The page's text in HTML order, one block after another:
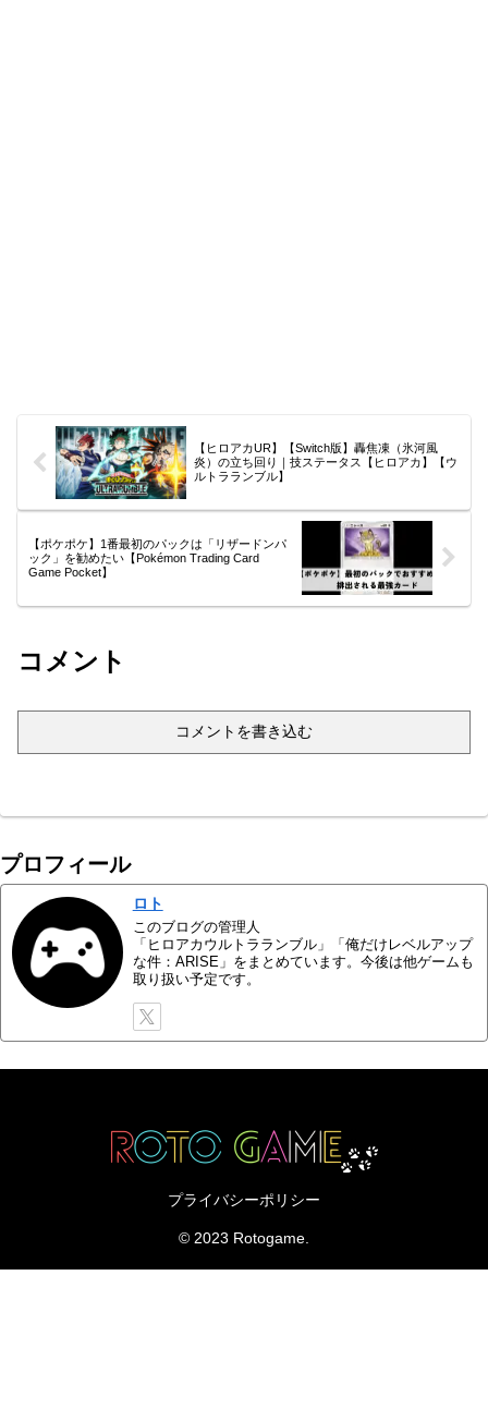
【ヒロアカUR】【Switch版】轟焦凍（氷河風
炎）の立ち回り｜技ステータス【ヒロアカ】【ウ
ルトラランブル】
【ポケポケ】1番最初のパックは「リザードンパ
ック」を勧めたい【Pokémon Trading Card
Game Pocket】
コメント
コメントを書き込む
プロフィール
ロト
このブログの管理人
「ヒロアカウルトラランブル」「俺だけレベルアップ
な件：ARISE」をまとめています。今後は他ゲームも
取り扱い予定です。
プライバシーポリシー
© 2023 Rotogame.